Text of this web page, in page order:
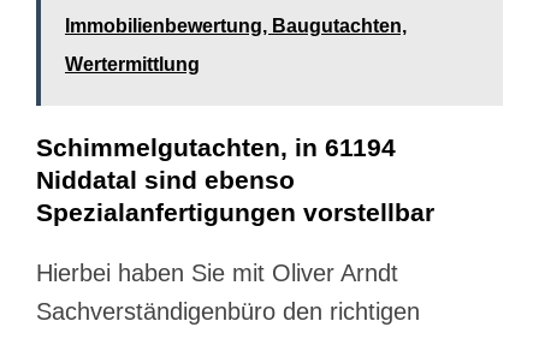
Immobilienbewertung, Baugutachten,
Wertermittlung
Schimmelgutachten, in 61194
Niddatal sind ebenso
Spezialanfertigungen vorstellbar
Hierbei haben Sie mit Oliver Arndt
Sachverständigenbüro den richtigen